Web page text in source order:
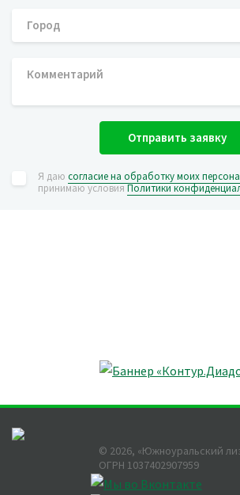
Отправить заявку
Я даю согласие на обработку моих
принимаю условияПолитики
© 2026, «Южноуральский
ОГРН 1037402907959